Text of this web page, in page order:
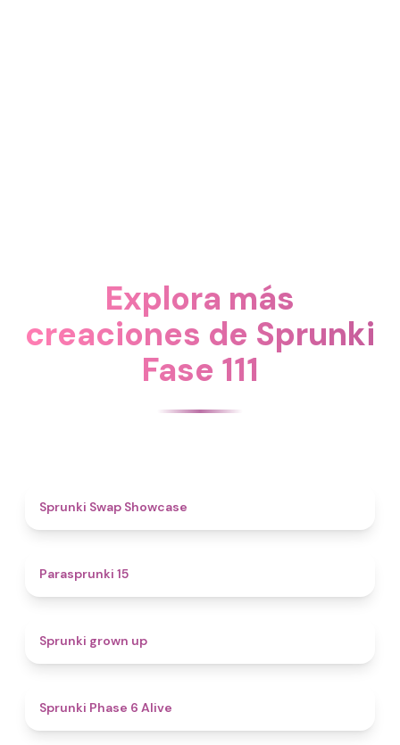
Explora más
creaciones de Sprunki
Fase 111
Sprunki Swap Showcase
Parasprunki 15
Sprunki grown up
Sprunki Phase 6 Alive